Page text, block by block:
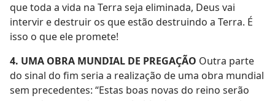
que toda a vida na Terra seja eliminada, Deus vai
intervir e destruir os que estão destruindo a Terra. É
isso o que ele promete!
4. UMA OBRA MUNDIAL DE PREGAÇÃO Outra parte
do sinal do fim seria a realização de uma obra mundial
sem precedentes: “Estas boas novas do reino serão